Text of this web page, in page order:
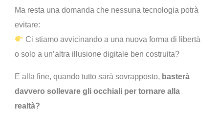
Ma resta una domanda che nessuna tecnologia potrà
evitare:
Ci stiamo avvicinando a una nuova forma di libertà
o solo a un’altra illusione digitale ben costruita?
E alla fine, quando tutto sarà sovrapposto, basterà
davvero sollevare gli occhiali per tornare alla
realtà?